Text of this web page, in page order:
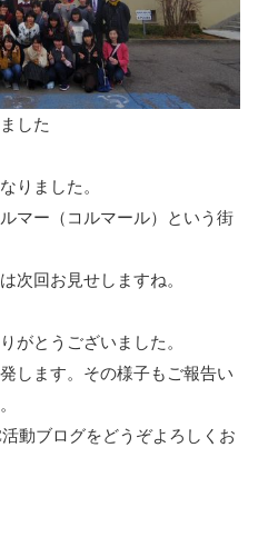
した
りました。
マー（コルマール）という街
次回お見せしますね。
がとうございました。
します。その様子もご報告い
動ブログをどうぞよろしくお